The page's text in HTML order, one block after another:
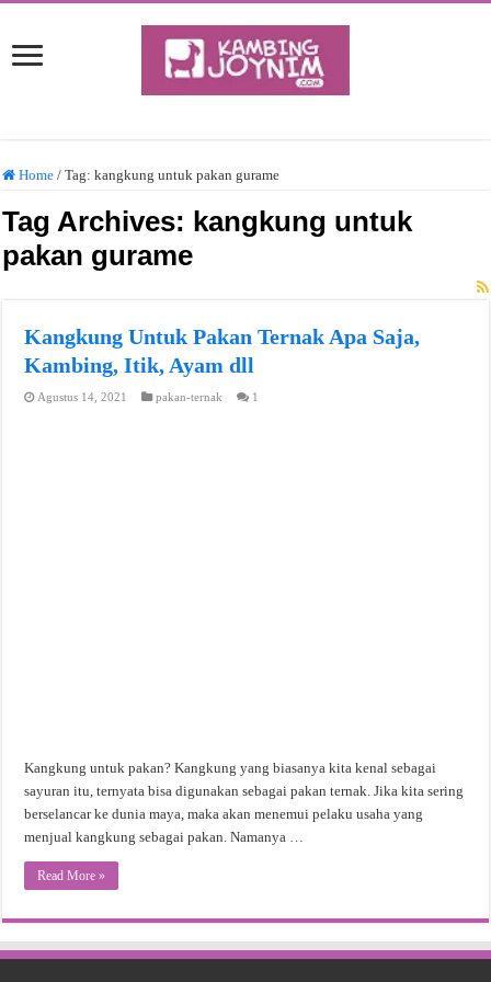
Home / Tag:kangkung untuk pakan gurame
Tag Archives: kangkung untuk
pakan gurame
Kangkung Untuk Pakan Ternak Apa Saja,
Kambing, Itik, Ayam dll
Agustus 14, 2021 pakan-ternak 1
Kangkung untuk pakan? Kangkung yang biasanya kita kenal sebagai
sayuran itu, ternyata bisa digunakan sebagai pakan ternak. Jika kita sering
berselancar ke dunia maya, maka akan menemui pelaku usaha yang
menjual kangkung sebagai pakan. Namanya …
Read More »